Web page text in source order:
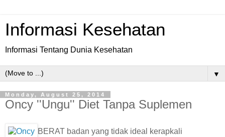
Informasi Kesehatan
Informasi Tentang Dunia Kesehatan
▼
Monday, August 25, 2014
Oncy ''Ungu'' Diet Tanpa Suplemen
BERAT badan yang tidak ideal kerapkali